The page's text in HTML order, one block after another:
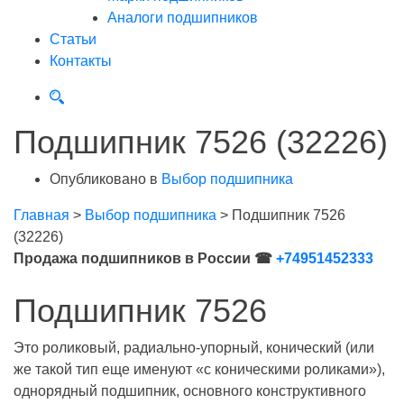
Аналоги подшипников
Статьи
Контакты
Подшипник 7526 (32226)
Опубликовано в Выбор подшипника
Главная > Выбор подшипника > Подшипник 7526
(32226)
Продажа подшипников в России ☎ +74951452333
Подшипник 7526
Это роликовый, радиально-упорный, конический (или
же такой тип еще именуют «с коническими роликами»),
однорядный подшипник, основного конструктивного